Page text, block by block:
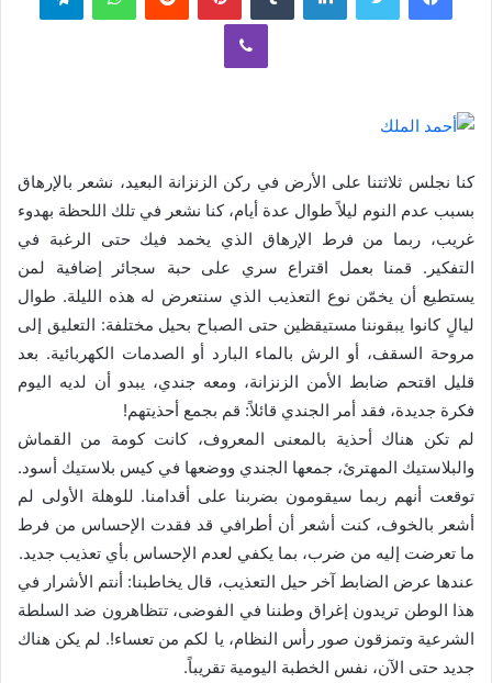
ل
د
إ
ل
و
ن
ي
ڤايبر
كنا نجلس ثلاثتنا على الأرض في ركن الزنزانة البعيد، نشعر بالإرهاق
بسبب عدم النوم ليلاً طوال عدة أيام، كنا نشعر في تلك اللحظة بهدوء
غريب، ربما من فرط الإرهاق الذي يخمد فيك حتى الرغبة في
التفكير. قمنا بعمل اقتراع سري على حبة سجائر إضافية لمن
يستطيع أن يخمّن نوع التعذيب الذي سنتعرض له هذه الليلة. طوال
ليالٍ كانوا يبقوننا مستيقظين حتى الصباح بحيل مختلفة: التعليق إلى
مروحة السقف، أو الرش بالماء البارد أو الصدمات الكهربائية. بعد
قليل اقتحم ضابط الأمن الزنزانة، ومعه جندي، يبدو أن لديه اليوم
فكرة جديدة، فقد أمر الجندي قائلاً: قم بجمع أحذيتهم!
لم تكن هناك أحذية بالمعنى المعروف، كانت كومة من القماش
والبلاستيك المهترئ، جمعها الجندي ووضعها في كيس بلاستيك أسود.
توقعت أنهم ربما سيقومون بضربنا على أقدامنا. للوهلة الأولى لم
أشعر بالخوف، كنت أشعر أن أطرافي قد فقدت الإحساس من فرط
ما تعرضت إليه من ضرب، بما يكفي لعدم الإحساس بأي تعذيب جديد.
عندها عرض الضابط آخر حيل التعذيب، قال يخاطبنا: أنتم الأشرار في
هذا الوطن تريدون إغراق وطننا في الفوضى، تتظاهرون ضد السلطة
الشرعية وتمزقون صور رأس النظام، يا لكم من تعساء!. لم يكن هناك
جديد حتى الآن، نفس الخطبة اليومية تقريباً.